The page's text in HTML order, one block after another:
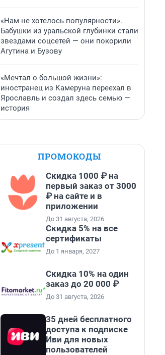
«Нам не хотелось популярности».
Бабушки из уральской глубинки стали
звездами соцсетей — они покорили
Агутина и Бузову
«Мечтал о большой жизни»:
иностранец из Камеруна переехал в
Ярославль и создал здесь семью —
история
ПРОМОКОДЫ
Скидка 1000 ₽ на
первый заказ от 3000
₽ на сайте и в
приложении
До 31 августа, 2026
Скидка 5% на все
сертификаты
До 1 января, 2027
Скидка 10% на один
заказ до 20 000 ₽
До 31 августа, 2026
35 дней бесплатного
доступа к подписке
Иви для новых
пользователей